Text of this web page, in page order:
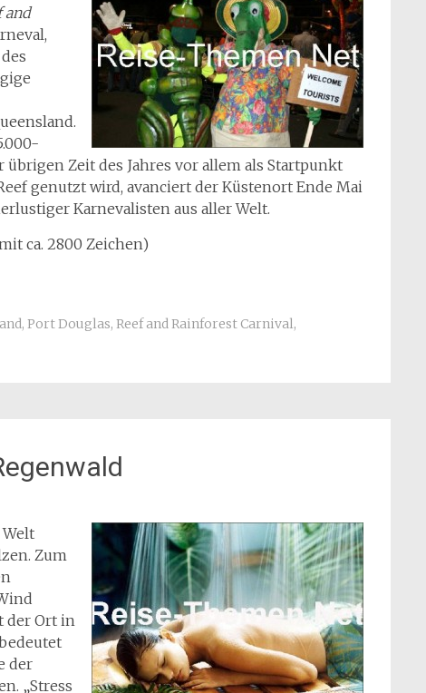
and
Zeit des Jahres vor allem als Startpunkt
genutzt wird, avanciert der Küstenort Ende Mai
Karnevalisten aus aller Welt.
ca. 2800 Zeichen)
, Port Douglas, Reef and Rainforest Carnival,
Zum
der Ort in
der
„Stress